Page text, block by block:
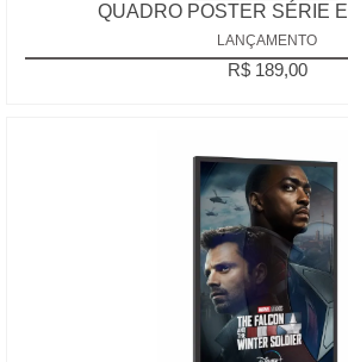
QUADRO POSTER SÉRIE
LANÇAMENTO
R$ 189,00